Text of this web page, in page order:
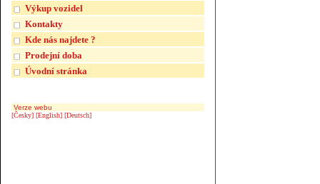
Výkup vozidel
Kontakty
Kde nás najdete ?
Prodejní doba
Úvodní stránka
Verze webu
[Česky] [English] [Deutsch]